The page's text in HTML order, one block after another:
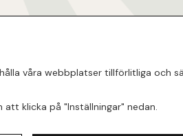
våra webbplatser tillförlitliga och
klicka på "Inställningar" nedan.